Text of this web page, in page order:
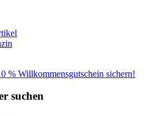
% Willkommensgutschein sichern!
suchen